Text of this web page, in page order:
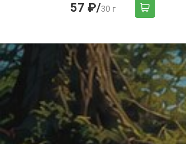
57 ₽/30 г